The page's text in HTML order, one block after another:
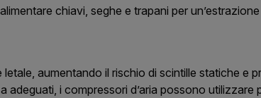
chiavi, seghe e trapani per un’estrazione
aumentando il rischio di scintille statiche e
i compressori d’aria possono utilizzare